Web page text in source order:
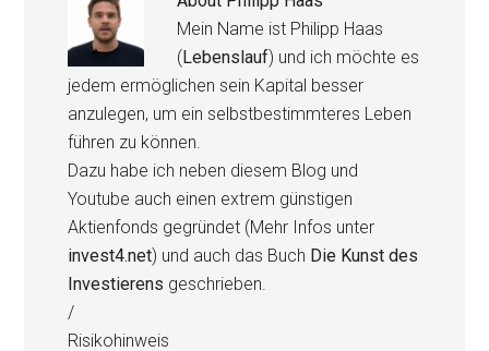
Mein Name ist Philipp Haas
(Lebenslauf) und ich möchte es
jedem ermöglichen sein Kapital besser
anzulegen, um ein selbstbestimmteres Leben
führen zu können.
Dazu habe ich neben diesem Blog und
Youtube auch einen extrem günstigen
Aktienfonds gegründet (Mehr Infos unter
invest4.net) und auch das Buch Die Kunst des
Investierens geschrieben.
/
Risikohinweis